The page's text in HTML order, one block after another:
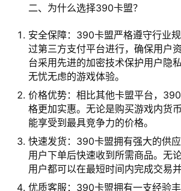
二、为什么选择390卡盟？
安全保障：390卡盟严格遵守行业
过第三方支付平台进行，确保用户
台采用先进的加密技术保护用户隐
无忧无虑的游戏体验。
价格优势：相比其他卡盟平台，
格更加实惠。无论是购买游戏内货
能享受到最具竞争力的价格。
快速发货：390卡盟拥有强大的供
用户下单后快速收到所需商品。无
用户都可以在最短时间内完成交易
优质客服：390卡盟拥有一支经验